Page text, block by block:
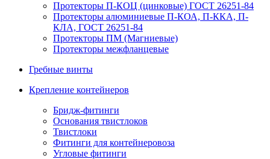
Протекторы П-КОЦ (цинковые) ГОСТ 26251-84
Протекторы алюминиевые П-КОА, П-ККА, П-
КЛА, ГОСТ 26251-84
Протекторы ПМ (Магниевые)
Протекторы межфланцевые
Гребные винты
Крепление контейнеров
Бридж-фитинги
Основания твистлоков
Твистлоки
Фитинги для контейнеровоза
Угловые фитинги